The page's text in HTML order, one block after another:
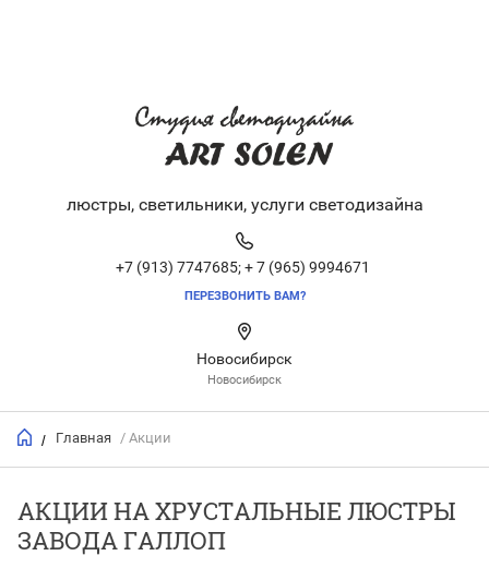
люстры, светильники, услуги светодизайна
+7 (913) 7747685;+ 7 (965) 9994671
ПЕРЕЗВОНИТЬ ВАМ?
Новосибирск
Новосибирск
/ Главная / Акции
АКЦИИ НА ХРУСТАЛЬНЫЕ ЛЮСТРЫ
ЗАВОДА ГАЛЛОП